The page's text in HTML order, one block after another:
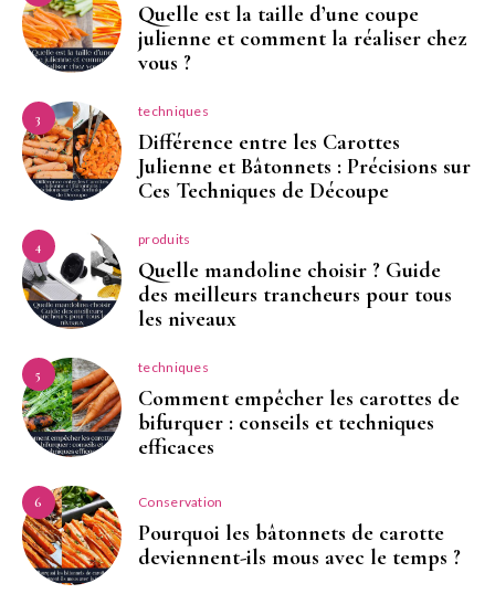
Quelle est la taille d’une coupe
julienne et comment la réaliser chez
vous ?
3 techniques
Différence entre les Carottes
Julienne et Bâtonnets : Précisions sur
Ces Techniques de Découpe
4 produits
Quelle mandoline choisir ? Guide
des meilleurs trancheurs pour tous
les niveaux
5 techniques
Comment empêcher les carottes de
bifurquer : conseils et techniques
efficaces
6 Conservation
Pourquoi les bâtonnets de carotte
deviennent-ils mous avec le temps ?